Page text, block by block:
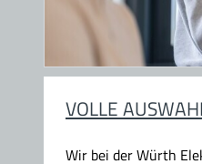
VOLLE
Wir bei der Würth